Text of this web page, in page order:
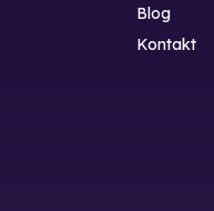
Blog
Kontakt